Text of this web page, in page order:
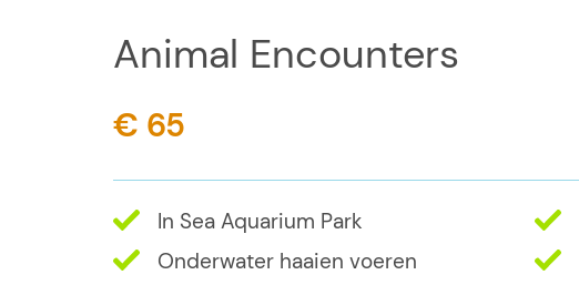
Animal Encounters
€ 65
In Sea Aquarium Park
Onderwater haaien voeren